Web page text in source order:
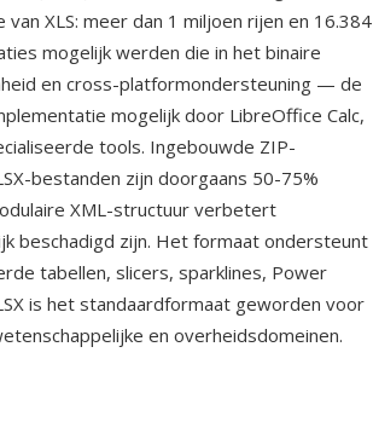
XLS: meer dan 1 miljoen rijen en 16.384
mogelijk werden die in het binaire
en cross-platformondersteuning — de
mogelijk door LibreOffice Calc,
tools. Ingebouwde ZIP-
bestanden zijn doorgaans 50-75%
XML-structuur verbetert
beschadigd zijn. Het formaat ondersteunt
tabellen, slicers, sparklines, Power
is het standaardformaat geworden voor
en overheidsdomeinen.